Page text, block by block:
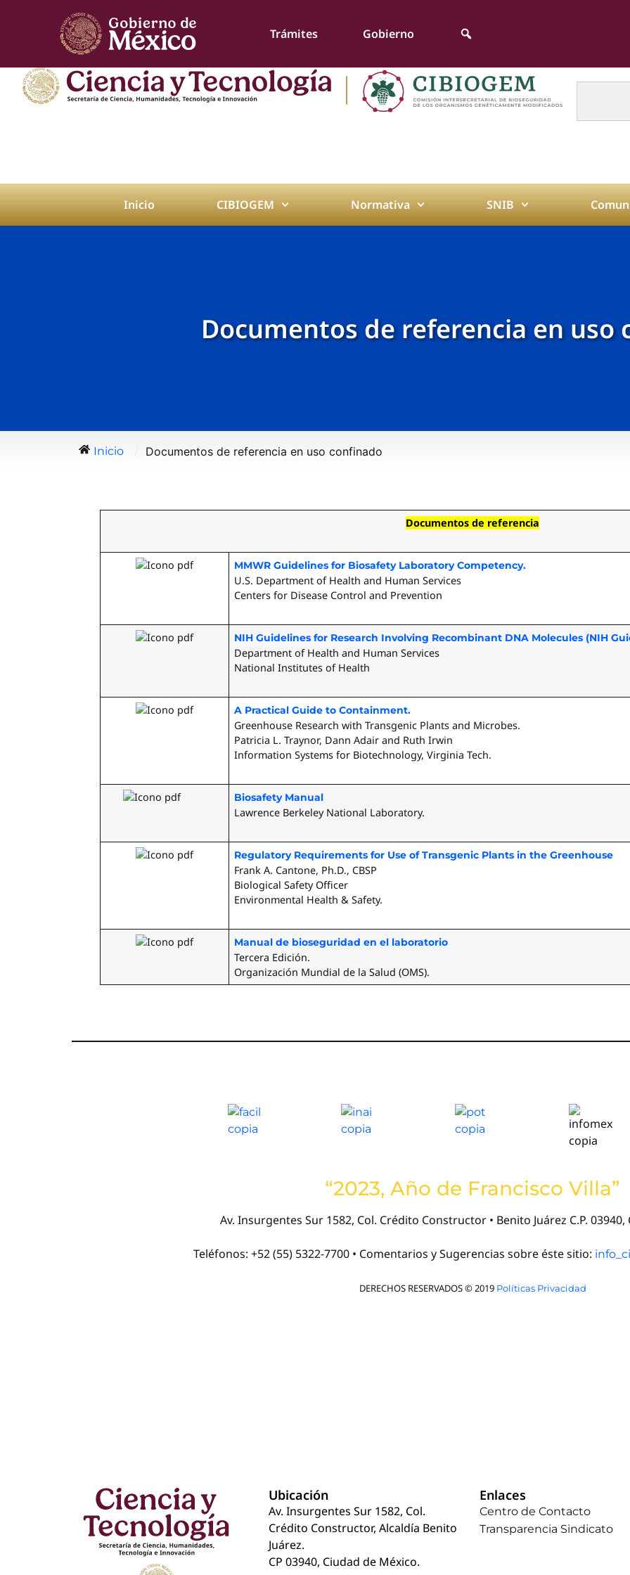
Trámites Gobierno
Inicio CIBIOGEM Normativa SNIB
Documentos de referencia en uso
Inicio Documentos de referencia en uso confinado
Documentos de referencia
MMWR Guidelines for Biosafety Laboratory Competency.
U.S. Department of Health and Human Services
Centers for Disease Control and Prevention
NIH Guidelines for Research Involving Recombinant DNA Molecules (NIH
Department of Health and Human Services
National Institutes of Health
A Practical Guide to Containment.
Greenhouse Research with Transgenic Plants and Microbes.
Patricia L. Traynor, Dann Adair and Ruth Irwin
Information Systems for Biotechnology, Virginia Tech.
Biosafety Manual
Lawrence Berkeley National Laboratory.
Regulatory Requirements for Use of Transgenic Plants in the Greenhouse
Frank A. Cantone, Ph.D., CBSP
Biological Safety Officer
Environmental Health & Safety.
Manual de bioseguridad en el laboratorio
Tercera Edición.
Organización Mundial de la Salud (OMS).
“2023, Año de Francisco Villa”
Av. Insurgentes Sur 1582, Col. Crédito Constructor • Benito Juárez C.P.
Teléfonos: +52 (55) 5322-7700 • Comentarios y Sugerencias sobre éste sitio:
DERECHOS RESERVADOS © 2019 Políticas Privacidad
Ubicación
Av. Insurgentes Sur 1582, Col.
Crédito Constructor, Alcaldía Benito
Juárez.
CP 03940, Ciudad de México.
Enlaces
Centro de Contacto
Transparencia Sindicato